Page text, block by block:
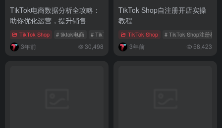
TikTok电商数据分析全攻略：
助你优化运营，提升销售
TikTok Shop # tiktok电商 # TikTok数据分析 # Pro账户
3年前 30,498
TikTok Shop自注册开店实操
教程
TikTok Shop # TikTok Shop注册教程
3年前 58,423